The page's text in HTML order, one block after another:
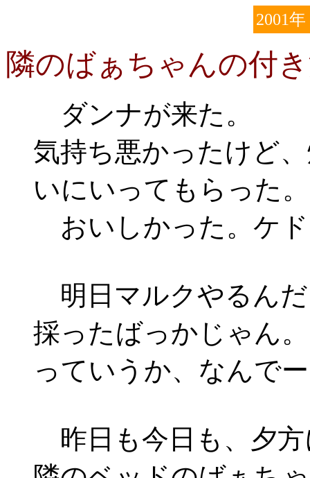
2001
隣のばぁちゃんの付
ダンナが来た。
気持ち悪かったけど
いにいってもらった。
おいしかった。ケド
明日マルクやるん
採ったばっかじゃん
っていうか、なんで
昨日も今日も、夕